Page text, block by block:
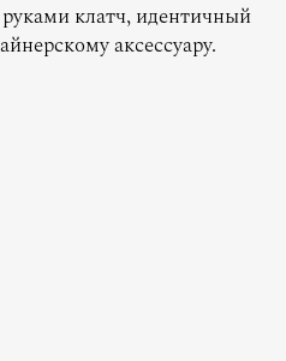
клатч, идентичный
аксессуару.